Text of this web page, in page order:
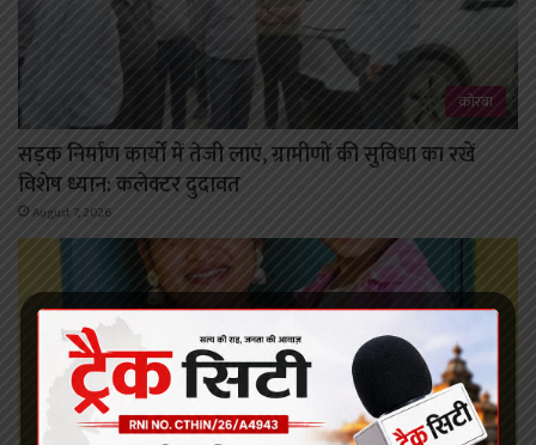
कोरबा
सड़क निर्माण कार्यों में तेजी लाएं, ग्रामीणों की सुविधा का रखें
विशेष ध्यान: कलेक्टर दुदावत
August 7, 2026